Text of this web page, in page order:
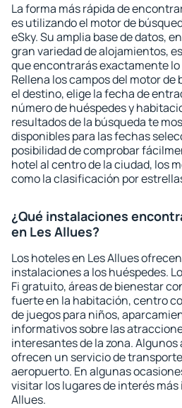
La forma más rápida de
es utilizando el motor de
eSky. Su amplia base de datos,
gran variedad de alojamientos,
que encontrarás exactamente
Rellena los campos del motor
el destino, elige la fecha de
número de huéspedes y
resultados de la búsqueda te
disponibles para las fechas
posibilidad de comprobar
hotel al centro de la ciudad, los
como la clasificación por
¿Qué instalaciones
en Les Allues?
Los hoteles en Les Allues
instalaciones a los huéspedes.
Fi gratuito, áreas de bienestar
fuerte en la habitación, centro
de juegos para niños,
informativos sobre las
interesantes de la zona.
ofrecen un servicio de
aeropuerto. En algunas
visitar los lugares de interés
Allues.